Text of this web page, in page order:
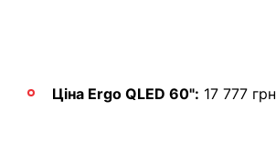
Ціна Ergo QLED 60": 17 777 грн